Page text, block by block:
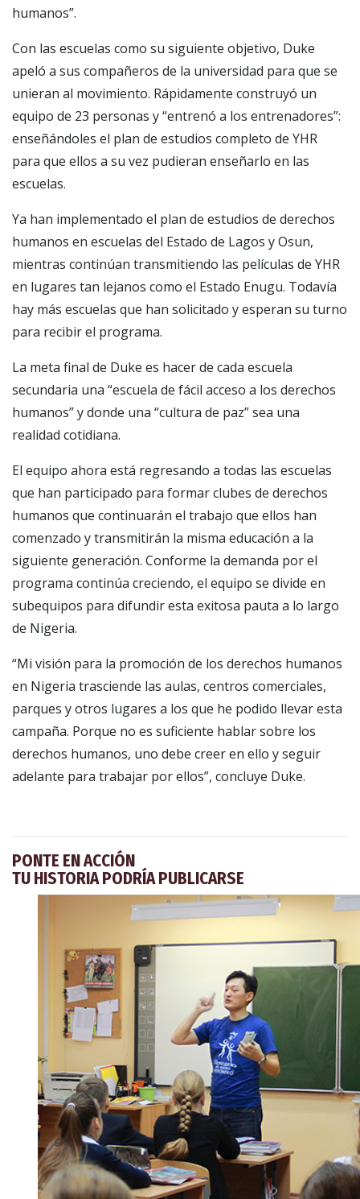
humanos”.
Con las escuelas como su siguiente objetivo, Duke
apeló a sus compañeros de la universidad para que se
unieran al movimiento. Rápidamente construyó un
equipo de 23 personas y “entrenó a los entrenadores”:
enseñándoles el plan de estudios completo de YHR
para que ellos a su vez pudieran enseñarlo en las
escuelas.
Ya han implementado el plan de estudios de derechos
humanos en escuelas del Estado de Lagos y Osun,
mientras continúan transmitiendo las películas de YHR
en lugares tan lejanos como el Estado Enugu. Todavía
hay más escuelas que han solicitado y esperan su turno
para recibir el programa.
La meta final de Duke es hacer de cada escuela
secundaria una “escuela de fácil acceso a los derechos
humanos” y donde una “cultura de paz” sea una
realidad cotidiana.
El equipo ahora está regresando a todas las escuelas
que han participado para formar clubes de derechos
humanos que continuarán el trabajo que ellos han
comenzado y transmitirán la misma educación a la
siguiente generación. Conforme la demanda por el
programa continúa creciendo, el equipo se divide en
subequipos para difundir esta exitosa pauta a lo largo
de Nigeria.
“Mi visión para la promoción de los derechos humanos
en Nigeria trasciende las aulas, centros comerciales,
parques y otros lugares a los que he podido llevar esta
campaña. Porque no es suficiente hablar sobre los
derechos humanos, uno debe creer en ello y seguir
adelante para trabajar por ellos”, concluye Duke.
PONTE EN ACCIÓN
TU HISTORIA PODRÍA PUBLICARSE